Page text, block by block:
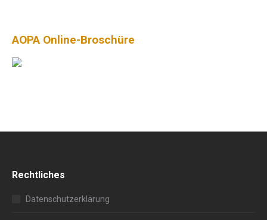
AOPA Online-Broschüre
Rechtliches
Datenschutzerklärung